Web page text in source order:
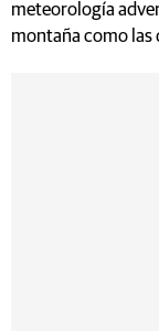
meteorología
montaña como las